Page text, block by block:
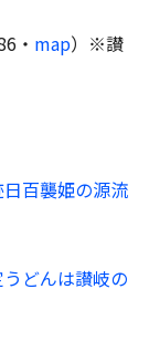
・ map）※讃
日百襲姫の源流
どんは讃岐の